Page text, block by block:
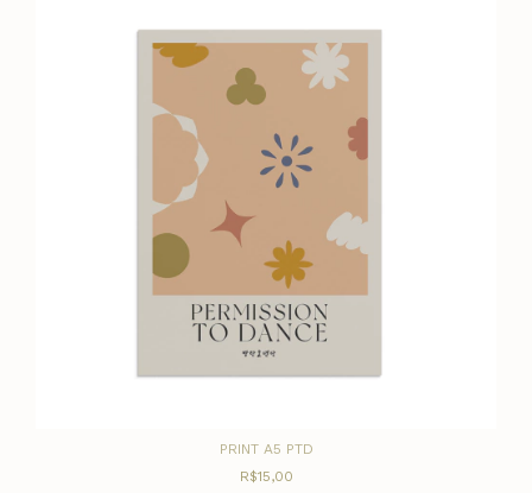
PRINT A5 PTD
R$15,00